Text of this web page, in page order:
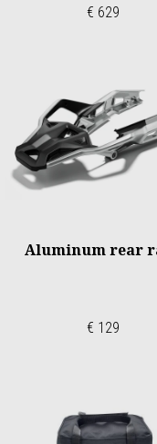
€ 629
Aluminum rear
€ 129